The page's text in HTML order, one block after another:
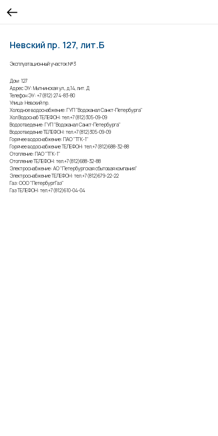
Невский пр. 127, лит.Б
Эксплуатационный участок №3
Дом: 127
Адрес ЭУ: Мытнинская ул., д.14, лит. Д
Телефон ЭУ: +7(812) 274-83-80
Улица: Невский пр.
Холодное водоснабжение: ГУП "Водоканал Санкт-Петербурга"
Хол Водоснаб ТЕЛЕФОН: тел.+7(812)305-09-09
Водоотведение: ГУП "Водоканал Санкт-Петербурга"
Водоотведение ТЕЛЕФОН: тел.+7(812)305-09-09
Горячее водоснабжение: ПАО "ТГК-1"
Горячее водоснабжение ТЕЛЕФОН: тел.+7(812)688-32-88
Отопление: ПАО "ТГК-1"
Отопление ТЕЛЕФОН: тел.+7(812)688-32-88
Электроснабжение: АО "Петербургская сбытовая компания"
Электроснабжение ТЕЛЕФОН: тел.+7(812)679-22-22
Газ: ООО "ПетербургГаз"
Газ ТЕЛЕФОН: тел.+7(812)610-04-04